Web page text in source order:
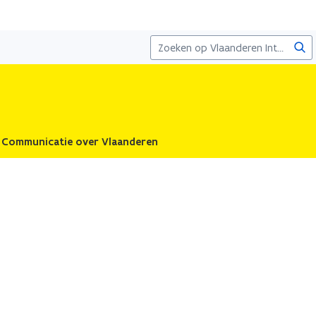
Communicatie over Vlaanderen